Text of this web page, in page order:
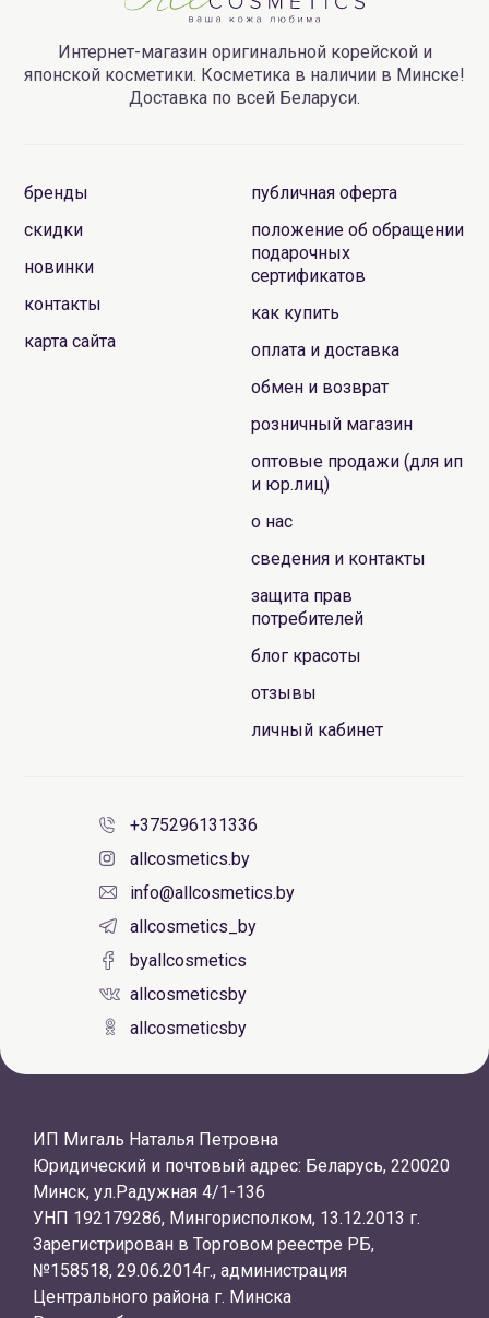
Интернет-магазин оригинальной корейской и
японской косметики. Косметика в наличии в Минске!
Доставка по всей Беларуси.
бренды
скидки
новинки
контакты
карта сайта
публичная оферта
положение об обращении
подарочных
сертификатов
как купить
оплата и доставка
обмен и возврат
розничный магазин
оптовые продажи (для ип
и юр.лиц)
о нас
сведения и контакты
защита прав
потребителей
блог красоты
отзывы
личный кабинет
+375296131336
allcosmetics.by
info@allcosmetics.by
allcosmetics_by
byallcosmetics
allcosmeticsby
allcosmeticsby
ИП Мигаль Наталья Петровна
Юридический и почтовый адрес: Беларусь, 220020
Минск, ул.Радужная 4/1-136
УНП 192179286, Мингорисполком, 13.12.2013 г.
Зарегистрирован в Торговом реестре РБ,
№158518, 29.06.2014г., администрация
Центрального района г. Минска